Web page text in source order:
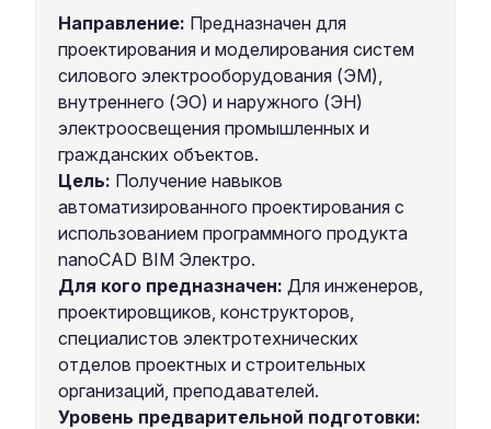
Направление: Предназначен для
проектирования и моделирования систем
силового электрооборудования (ЭМ),
внутреннего (ЭО) и наружного (ЭН)
электроосвещения промышленных и
гражданских объектов.
Цель: Получение навыков
автоматизированного проектирования с
использованием программного продукта
nanoCAD BIM Электро.
Для кого предназначен: Для инженеров,
проектировщиков, конструкторов,
специалистов электротехнических
отделов проектных и строительных
организаций, преподавателей.
Уровень предварительной подготовки: